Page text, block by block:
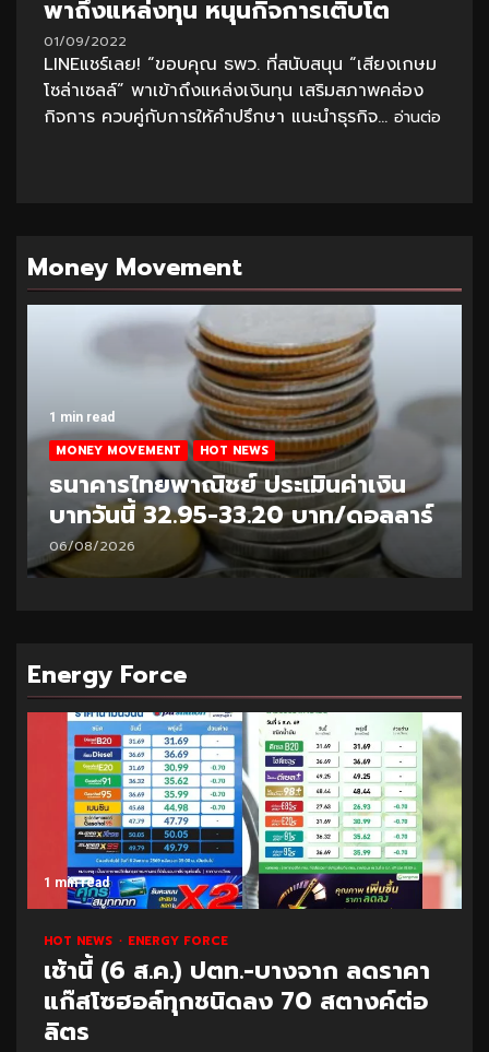
พาถึงแหล่งทุน หนุนกิจการเติบโต
01/09/2022
LINEแชร์เลย! “ขอบคุณ ธพว. ที่สนับสนุน “เสียงเกษม
โซล่าเซลล์” พาเข้าถึงแหล่งเงินทุน เสริมสภาพคล่อง
กิจการ ควบคู่กับการให้คำปรึกษา แนะนำธุรกิจ... อ่านต่อ
Money Movement
1 min read
MONEY MOVEMENT HOT NEWS
ธนาคารไทยพาณิชย์ ประเมินค่าเงิน
บาทวันนี้ 32.95-33.20 บาท/ดอลลาร์
06/08/2026
Energy Force
1 min read
HOT NEWS ENERGY FORCE
เช้านี้ (6 ส.ค.) ปตท.-บางจาก ลดราคา
แก๊สโซฮอล์ทุกชนิดลง 70 สตางค์ต่อ
ลิตร